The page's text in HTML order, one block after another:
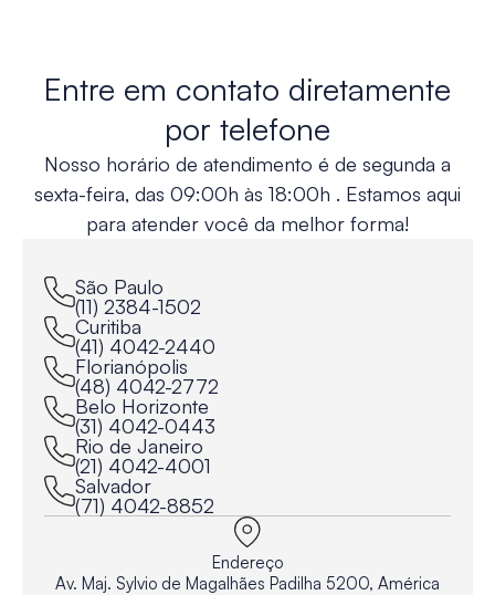
Entre em contato diretamente
por telefone
Nosso horário de atendimento é de segunda a
sexta-feira, das 09:00h às 18:00h . Estamos aqui
para atender você da melhor forma!
São Paulo
(11) 2384-1502
Curitiba
(41) 4042-2440
Florianópolis
(48) 4042-2772
Belo Horizonte
(31) 4042-0443
Rio de Janeiro
(21) 4042-4001
Salvador
(71) 4042-8852
Endereço
Av. Maj. Sylvio de Magalhães Padilha 5200, América